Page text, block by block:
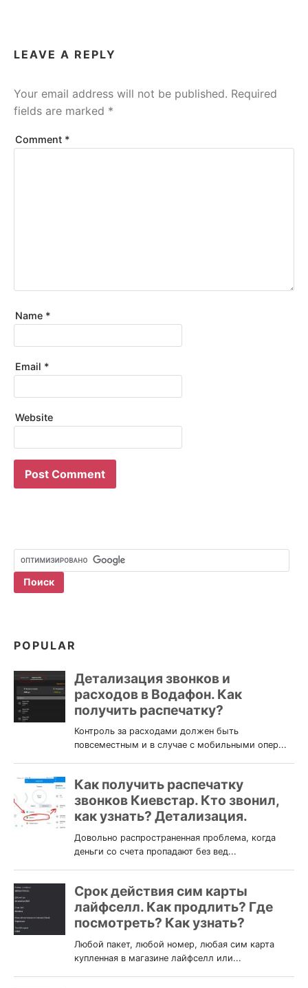
LEAVE A REPLY
Your email address will not be published. Required
fields are marked *
Comment *
Name *
Email *
Website
POPULAR